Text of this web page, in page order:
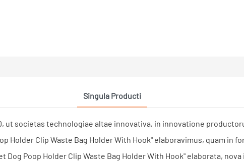
Singula Producti
ut societas technologiae altae innovativa, in innovatione
Holder Clip Waste Bag Holder With Hook" elaboravimus, quam in
Dog Poop Holder Clip Waste Bag Holder With Hook" elaborata,